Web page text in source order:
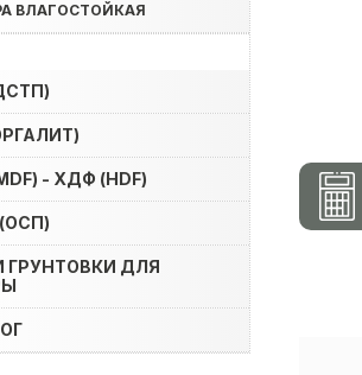
ВЛАГОСТОЙКАЯ
- ХДФ (HDF)
ГРУНТОВКИ ДЛЯ